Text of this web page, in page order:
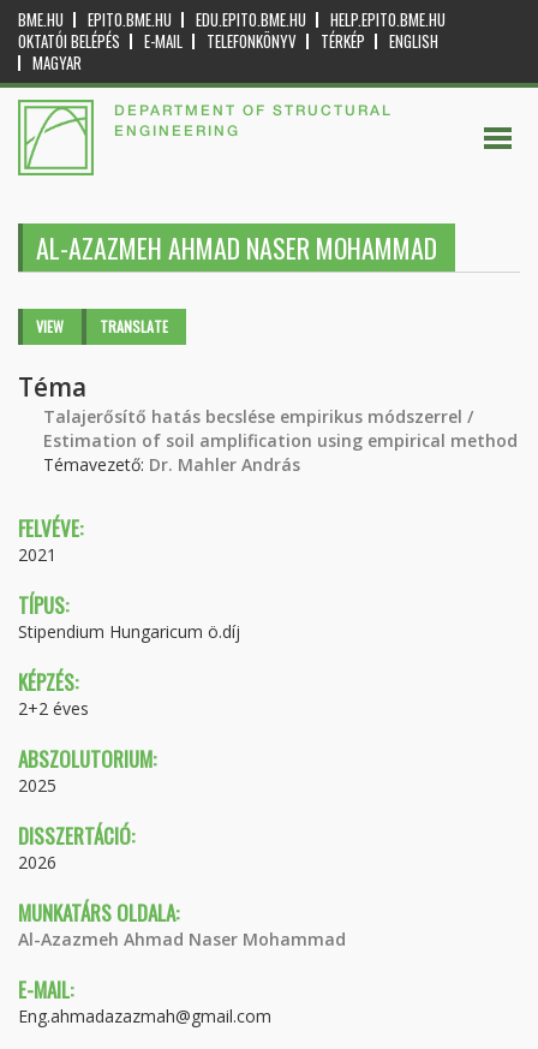
BME.HU EPITO.BME.HU EDU.EPITO.BME.HU
HELP.EPITO.BME.HU
OKTATÓI BELÉPÉS
E-MAIL TELEFONKÖNYV TÉRKÉP
ENGLISH
MAGYAR
DEPARTMENT OF STRUCTURAL
ENGINEERING
AL-AZAZMEH AHMAD NASER MOHAMMAD
Primary tabs
VIEW (ACTIVETRANSLATE
Téma
Talajerősítő hatás becslése empirikus módszerrel /
Estimation of soil amplification using empirical method
Témavezető: Dr. Mahler András
FELVÉVE:
2021
TÍPUS:
Stipendium Hungaricum ö.díj
KÉPZÉS:
2+2 éves
ABSZOLUTORIUM:
2025
DISSZERTÁCIÓ:
2026
MUNKATÁRS OLDALA:
Al-Azazmeh Ahmad Naser Mohammad
E-MAIL:
Eng.ahmadazazmah@gmail.com